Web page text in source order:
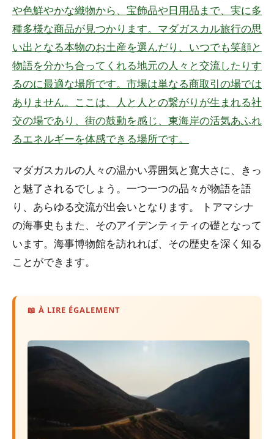
や色鮮やかな織物から、宝飾品や日用品まで、実に多
種多様な商品が見つかります。マダガスカル旅行の思
い出となる本物のお土産を選んだり、いつでも笑顔と
物語を分かち合ってくれる地元の人々と交流したりす
るのに最適な場所です。市場は単なる商取引の場では
ありません。ここは、人と人との繋がりが生まれる社
交の場であり、街の鼓動を感じ、東海岸の活気あふれ
るエネルギーを体感できる場所です。
マダガスカルの人々の温かい雰囲気と寛大さに、きっ
と魅了されるでしょう。一つ一つの品々が物語を語
り、あらゆる交流が出会いとなります。
トアマシナ
の海事史もまた、そのアイデンティティの礎となって
います。海事博物館を訪れれば、その歴史を深く知る
ことができます。
📖 À LIRE ÉGALEMENT